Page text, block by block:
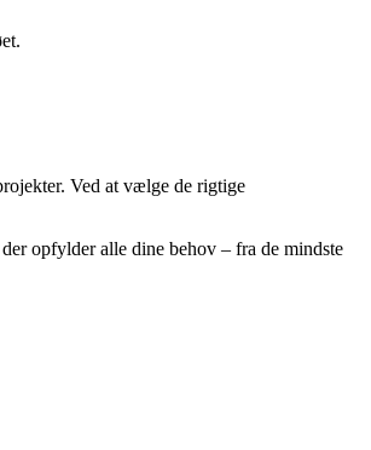
Ved at vælge de rigtige
opfylder alle dine behov – fra de mindste